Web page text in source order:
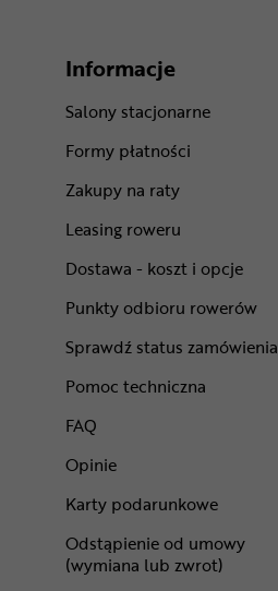
Informacje
Salony stacjonarne
Formy płatności
Zakupy na raty
Leasing roweru
Dostawa - koszt i opcje
Punkty odbioru rowerów
Sprawdź status zamówienia
Pomoc techniczna
FAQ
Opinie
Karty podarunkowe
Odstąpienie od umowy
(wymiana lub zwrot)